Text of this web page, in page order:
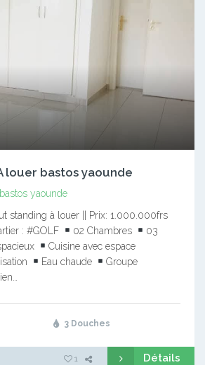
louer bastos yaounde
bastos yaounde
standing à louer || Prix: 1.000.000frs
: #GOLF
02 Chambres
03
Cuisine avec espace
Eau chaude
Groupe
3 Douches
1 Détails